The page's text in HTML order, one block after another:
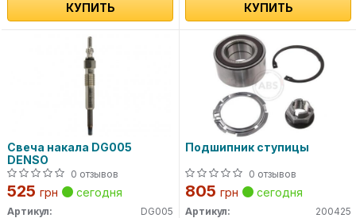
КУПИТЬ КУПИТЬ
Свеча накала DG005
DENSO
0 отзывов
525 грн сегодня
Артикул:
DG005
Подшипник ступицы
0 отзывов
805 грн сегодня
Артикул:
200425